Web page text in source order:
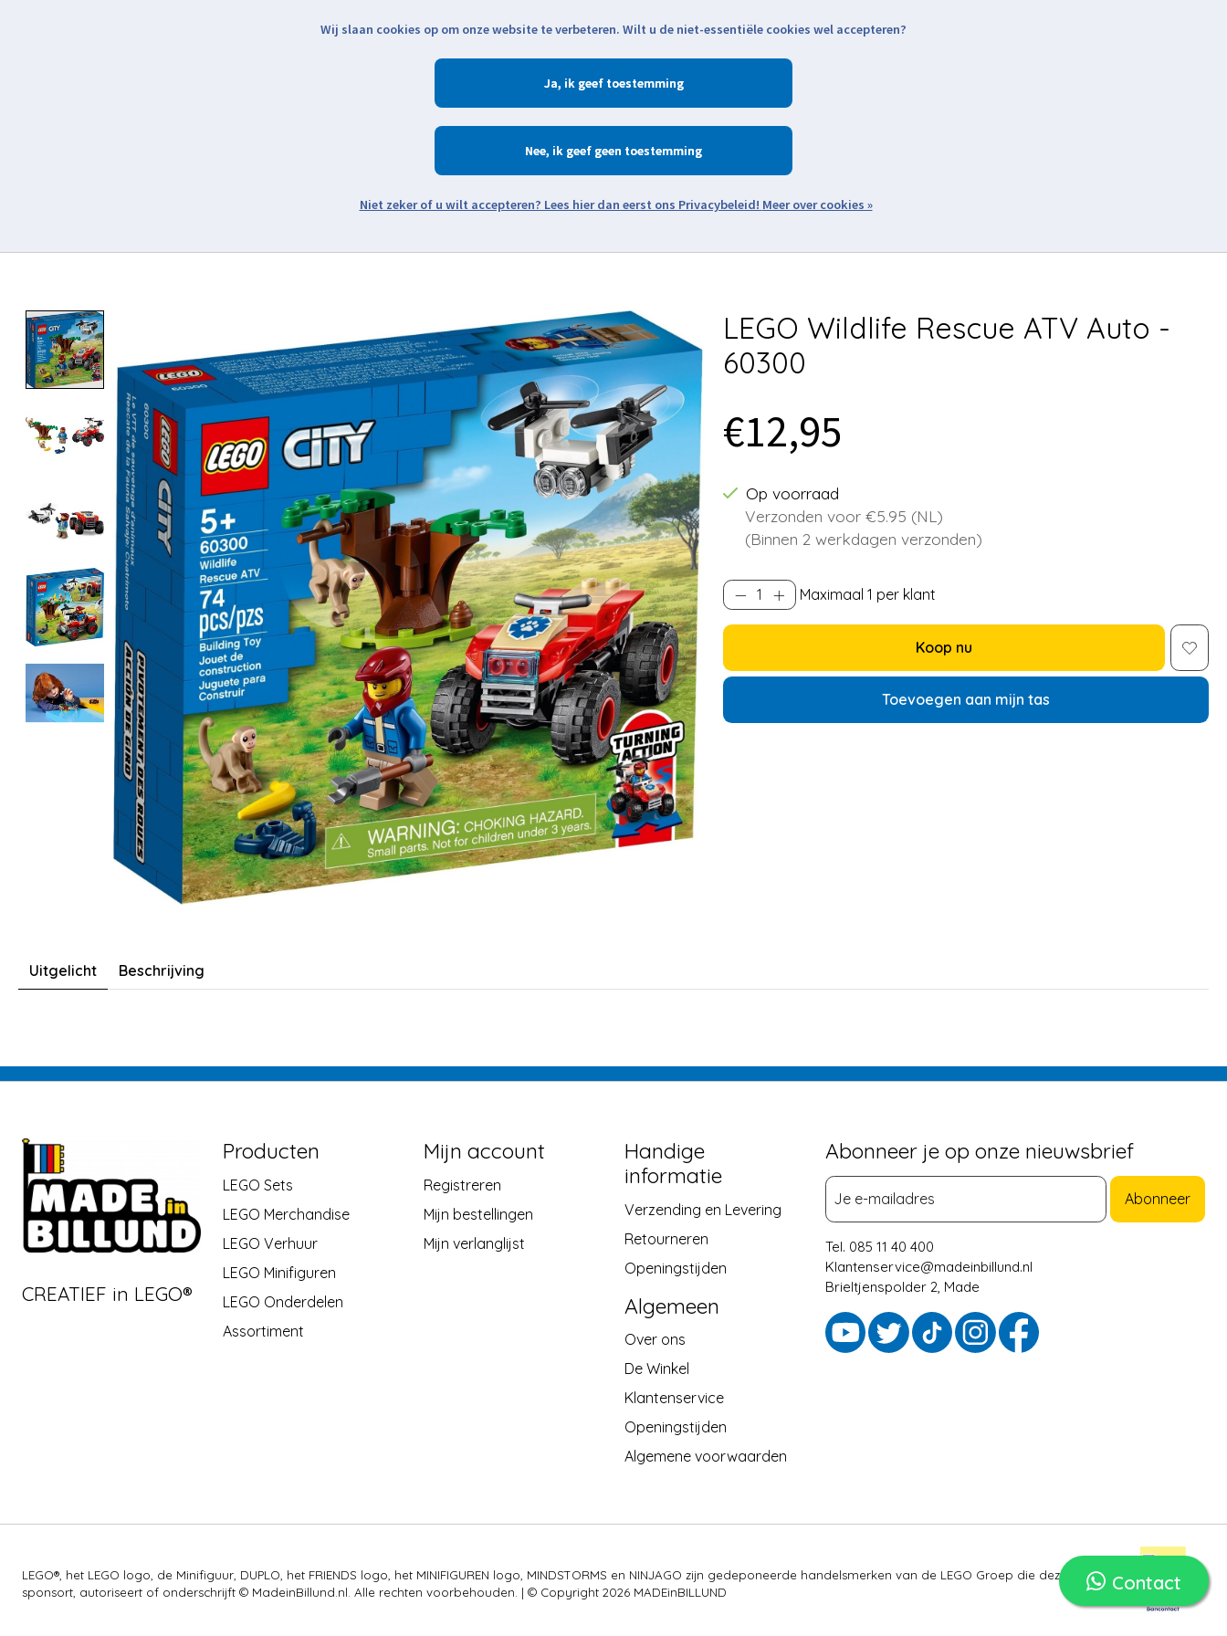
Zoeken
LEGO Wildlife Rescue ATV Auto -
60300
€12,95
Op voorraad
Verzonden voor €5.95 (NL)
(Binnen 2 werkdagen verzonden)
Maximaal 1 per klant
Koop nu
Toevoegen aan mijn tas
Uitgelicht Beschrijving
Contact
CREATIEF in LEGO®
Producten
LEGO Sets
LEGO Merchandise
LEGO Verhuur
LEGO Minifiguren
LEGO Onderdelen
Assortiment
Mijn account
Registreren
Mijn bestellingen
Mijn verlanglijst
Handige
informatie
Verzending en Levering
Retourneren
Openingstijden
Algemeen
Over ons
De Winkel
Klantenservice
Openingstijden
Algemene voorwaarden
Abonneer je op onze nieuwsbrief
Abonneer
Tel. 085 11 40 400
Klantenservice@madeinbillund.nl
Brieltjenspolder 2, Made
LEGO®, het LEGO logo, de Minifiguur, DUPLO, het FRIENDS logo, het MINIFIGUREN logo, MINDSTORMS en NINJAGO zijn gedeponeerde handelsmerken van de LEGO Groep die deze site niet
sponsort, autoriseert of onderschrijft © MadeinBillund.nl. Alle rechten voorbehouden. | © Copyright 2026 MADEinBILLUND
Wij slaan cookies op om onze website te verbeteren. Wilt u de niet-essentiële cookies wel accepteren?
Ja
Nee
Meer over cookies »